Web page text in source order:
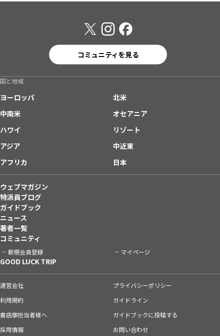
コミュニティを見る
国と地域
ヨーロッパ
北米
中南米
オセアニア
ハワイ
リゾート
アジア
中近東
アフリカ
日本
ウェブマガジン
特派員ブログ
ガイドブック
ニュース
著者一覧
コミュニティ
新規会員登録 マイページ
GOOD LUCK TRIP
運営会社
プライバシーポリシー
利用規約
ガイドライン
書店御担当者様へ
ガイドブックに投稿する
採用情報
お問い合わせ